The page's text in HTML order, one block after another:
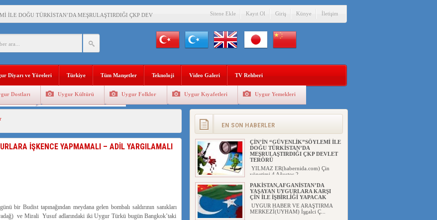
İLE DOĞU TÜRKİSTAN’DA MEŞRULAŞTIRDIĞI ÇKP DEVLET TERÖRÜ
YAŞAYAN UYGURLARA KARŞI ÇİN İLE İŞBİRLİĞİ YAPACAK
AĞIRALİOĞLU : ÇİN’İN UYGUR SOYKIRIMI BİR HAKİKATTIR!
UYGULAMALARI SİSTEMATİK POSTMODERN BİR SOYKIRIMDIR!
: ÇİN İŞGALİNDEKİ DOĞU TÜRKİSTAN
ÖVEN DİYANET AKADEMİSİ BAŞKANI’NA TEPKİLER SÜRÜYOR
Sitene Ekle Kayıt Ol Giriş Künye İletişim
Diyarı ve Yöreleri Türkiye Tüm Manşetler Teknoloji Video Galeri TV Rehberi
Dostları Uygur Kültürü Uygur Folklor Uygur Kıyafetleri Uygur Yemekleri
İŞKENCE YAPMAMALI – ADİL YARGILAMALI
bir Budist tapınağından meydana gelen bombalı saldırının sanıkları
ve Mirali Yusuf adlarındaki iki Uygur Türkü bugün Bangkok’taki
EN SON HABERLER
ÇİN’İN “GÜVENLİK”SÖYLEMİ İLE
DOĞU TÜRKİSTAN’DA
MEŞRULAŞTIRDIĞI ÇKP DEVLET
TERÖRÜ
YILMAZ ER(habernida.com) Çin
yönetimi 4 Ağustos 2...
PAKİSTAN,AFGANİSTAN’DA
YAŞAYAN UYGURLARA KARŞI
ÇİN İLE İŞBİRLİĞİ YAPACAK
UYGUR HABER VE ARAŞTIRMA
MERKEZİ(UYHAM) İşgalci Ç...